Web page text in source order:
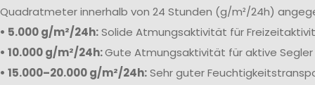
Quadratmeter innerhalb von 24 Stunden (g/m²/24h)
• 5.000 g/m²/24h:Solide Atmungsaktivität für
• 10.000 g/m²/24h:Gute Atmungsaktivität für aktive Segler
• 15.000–20.000 g/m²/24h:Sehr guter